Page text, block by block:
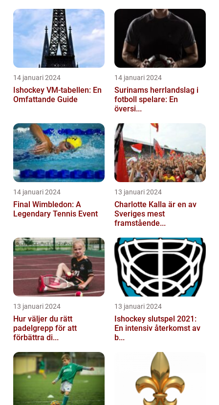
14 januari 2024
Ishockey VM-tabellen: En
Omfattande Guide
14 januari 2024
Surinams herrlandslag i
fotboll spelare: En
översi...
14 januari 2024
Final Wimbledon: A
Legendary Tennis Event
13 januari 2024
Charlotte Kalla är en av
Sveriges mest
framstående...
13 januari 2024
Hur väljer du rätt
padelgrepp för att
förbättra di...
13 januari 2024
Ishockey slutspel 2021:
En intensiv återkomst av
b...